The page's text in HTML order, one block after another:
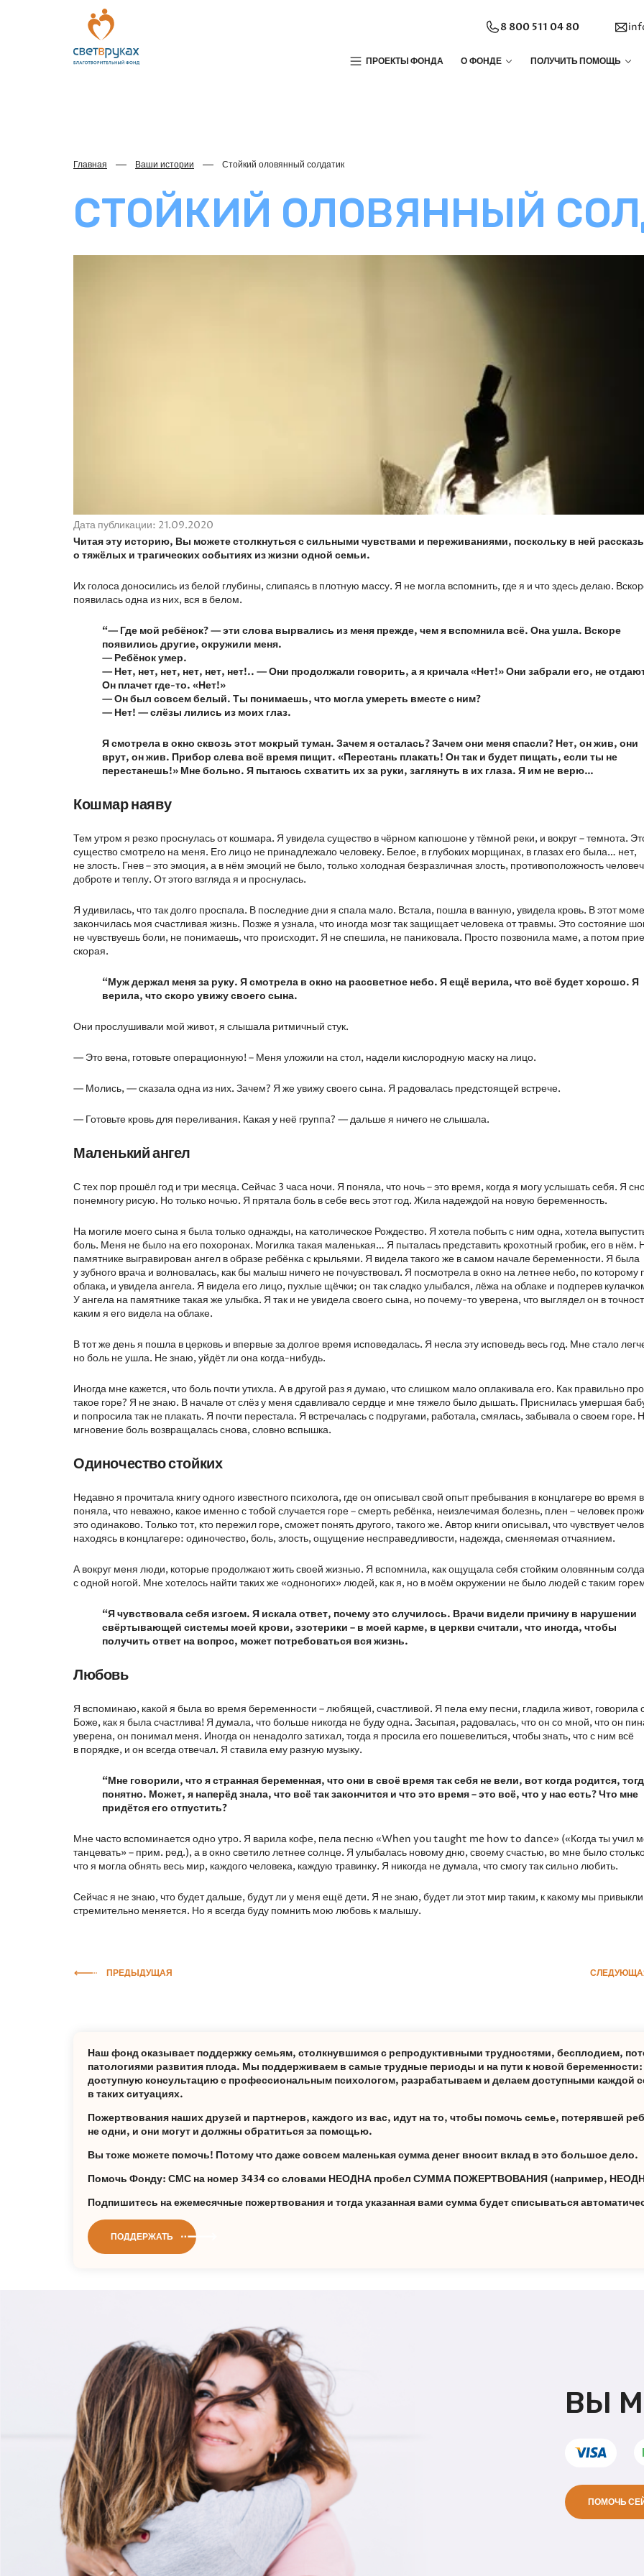
8 800 511 04 80
ПРОЕКТЫ ФОНДА О ФОНДЕ ПОЛУЧИТЬ ПОМОЩЬ
Главная Ваши истории Стойкий оловянный солдатик
СТОЙКИЙ ОЛОВЯННЫЙ
Дата публикации: 21.09.2020
Читая эту историю, Вы можете столкнуться с сильными чувствами и переживаниями, поскольку в ней
о тяжёлых и трагических событиях из жизни одной семьи.
Их голоса доносились из белой глубины, слипаясь в плотную массу. Я не могла вспомнить, где я и что здесь делаю.
появилась одна из них, вся в белом.
“— Где мой ребёнок? — эти слова вырвались из меня прежде, чем я вспомнила всё. Она ушла. Вскоре
появились другие, окружили меня.
— Ребёнок умер.
— Нет, нет, нет, нет, нет, нет!.. — Они продолжали говорить, а я кричала «Нет!» Они забрали его, не
Он плачет где-то. «Нет!»
— Он был совсем белый. Ты понимаешь, что могла умереть вместе с ним?
— Нет! — слёзы лились из моих глаз.
Я смотрела в окно сквозь этот мокрый туман. Зачем я осталась? Зачем они меня спасли? Нет, он жив, они
врут, он жив. Прибор слева всё время пищит. «Перестань плакать! Он так и будет пищать, если ты не
перестанешь!» Мне больно. Я пытаюсь схватить их за руки, заглянуть в их глаза. Я им не верю…
Кошмар наяву
Тем утром я резко проснулась от кошмара. Я увидела существо в чёрном капюшоне у тёмной реки, и вокруг – темнота.
существо смотрело на меня. Его лицо не принадлежало человеку. Белое, в глубоких морщинах, в глазах его была… нет,
не злость. Гнев – это эмоция, а в нём эмоций не было, только холодная безразличная злость, противоположность
доброте и теплу. От этого взгляда я и проснулась.
Я удивилась, что так долго проспала. В последние дни я спала мало. Встала, пошла в ванную, увидела кровь. В этот
закончилась моя счастливая жизнь. Позже я узнала, что иногда мозг так защищает человека от травмы. Это состояние
не чувствуешь боли, не понимаешь, что происходит. Я не спешила, не паниковала. Просто позвонила маме, а потом
скорая.
“Муж держал меня за руку. Я смотрела в окно на рассветное небо. Я ещё верила, что всё будет хорошо. Я
верила, что скоро увижу своего сына.
Они прослушивали мой живот, я слышала ритмичный стук.
— Это вена, готовьте операционную! – Меня уложили на стол, надели кислородную маску на лицо.
— Молись, — сказала одна из них. Зачем? Я же увижу своего сына. Я радовалась предстоящей встрече.
— Готовьте кровь для переливания. Какая у неё группа? — дальше я ничего не слышала.
Маленький ангел
С тех пор прошёл год и три месяца. Сейчас 3 часа ночи. Я поняла, что ночь – это время, когда я могу услышать себя. Я
понемногу рисую. Но только ночью. Я прятала боль в себе весь этот год. Жила надеждой на новую беременность.
На могиле моего сына я была только однажды, на католическое Рождество. Я хотела побыть с ним одна, хотела
боль. Меня не было на его похоронах. Могилка такая маленькая… Я пыталась представить крохотный гробик, его в нём.
памятнике выгравирован ангел в образе ребёнка с крыльями. Я видела такого же в самом начале беременности. Я была
у зубного врача и волновалась, как бы малыш ничего не почувствовал. Я посмотрела в окно на летнее небо, по которому
облака, и увидела ангела. Я видела его лицо, пухлые щёчки; он так сладко улыбался, лёжа на облаке и подперев
У ангела на памятнике такая же улыбка. Я так и не увидела своего сына, но почему-то уверена, что выглядел он в
каким я его видела на облаке.
В тот же день я пошла в церковь и впервые за долгое время исповедалась. Я несла эту исповедь весь год. Мне стало
но боль не ушла. Не знаю, уйдёт ли она когда-нибудь.
Иногда мне кажется, что боль почти утихла. А в другой раз я думаю, что слишком мало оплакивала его. Как правильно
такое горе? Я не знаю. В начале от слёз у меня сдавливало сердце и мне тяжело было дышать. Приснилась умершая
и попросила так не плакать. Я почти перестала. Я встречалась с подругами, работала, смялась, забывала о своем горе.
мгновение боль возвращалась снова, словно вспышка.
Одиночество стойких
Недавно я прочитала книгу одного известного психолога, где он описывал свой опыт пребывания в концлагере во время
поняла, что неважно, какое именно с тобой случается горе – смерть ребёнка, неизлечимая болезнь, плен – человек
это одинаково. Только тот, кто пережил горе, сможет понять другого, такого же. Автор книги описывал, что чувствует
находясь в концлагере: одиночество, боль, злость, ощущение несправедливости, надежда, сменяемая отчаянием.
А вокруг меня люди, которые продолжают жить своей жизнью. Я вспомнила, как ощущала себя стойким оловянным
с одной ногой. Мне хотелось найти таких же «одноногих» людей, как я, но в моём окружении не было людей с таким
“Я чувствовала себя изгоем. Я искала ответ, почему это случилось. Врачи видели причину в нарушении
свёртывающей системы моей крови, эзотерики – в моей карме, в церкви считали, что иногда, чтобы
получить ответ на вопрос, может потребоваться вся жизнь.
Любовь
Я вспоминаю, какой я была во время беременности – любящей, счастливой. Я пела ему песни, гладила живот, говорила
Боже, как я была счастлива! Я думала, что больше никогда не буду одна. Засыпая, радовалась, что он со мной, что он
уверена, он понимал меня. Иногда он ненадолго затихал, тогда я просила его пошевелиться, чтобы знать, что с ним всё
в порядке, и он всегда отвечал. Я ставила ему разную музыку.
“Мне говорили, что я странная беременная, что они в своё время так себя не вели, вот когда родится,
понятно. Может, я наперёд знала, что всё так закончится и что это время – это всё, что у нас есть? Что мне
придётся его отпустить?
Мне часто вспоминается одно утро. Я варила кофе, пела песню «When you taught me how to dance» («Когда ты учил
танцевать» – прим. ред.), а в окно светило летнее солнце. Я улыбалась новому дню, своему счастью, во мне было
что я могла обнять весь мир, каждого человека, каждую травинку. Я никогда не думала, что смогу так сильно любить.
Сейчас я не знаю, что будет дальше, будут ли у меня ещё дети. Я не знаю, будет ли этот мир таким, к какому мы
стремительно меняется. Но я всегда буду помнить мою любовь к малышу.
ПРЕДЫДУЩАЯ
Наш фонд оказывает поддержку семьям, столкнувшимся с репродуктивными трудностями, бесплодием,
патологиями развития плода. Мы поддерживаем в самые трудные периоды и на пути к новой
доступную консультацию с профессиональным психологом, разрабатываем и делаем доступными каждой
в таких ситуациях.
Пожертвования наших друзей и партнеров, каждого из вас, идут на то, чтобы помочь семье, потерявшей
не одни, и они могут и должны обратиться за помощью.
Вы тоже можете помочь! Потому что даже совсем маленькая сумма денег вносит вклад в это большое дело.
Помочь Фонду: СМС на номер 3434 со словами НЕОДНА пробел СУММА ПОЖЕРТВОВАНИЯ (например,
Подпишитесь на ежемесячные пожертвования и тогда указанная вами сумма будет списываться
ПОДДЕРЖАТЬ
ВЫ
ПОМОЧЬ